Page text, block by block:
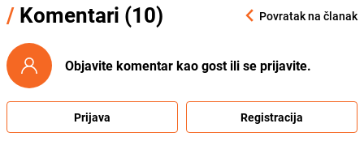
/ Komentari (10) Povratak na članak
Objavite komentar kao gost ili se prijavite.
Prijava Registracija